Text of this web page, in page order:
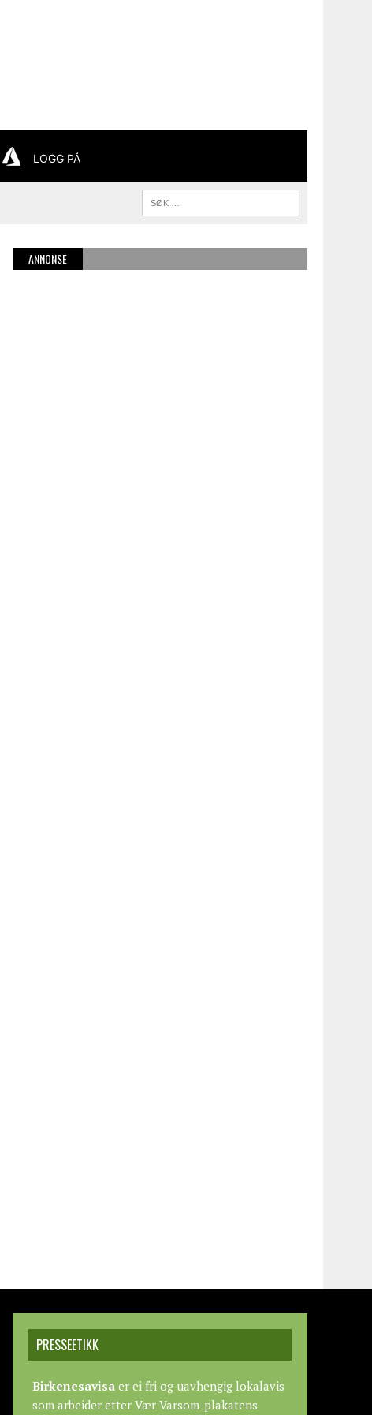
LOGG PÅ
ANNONSE
PRESSEETIKK
Birkenesavisa er ei fri og uavhengig lokalavis
som arbeider etterVær Varsom-plakatens